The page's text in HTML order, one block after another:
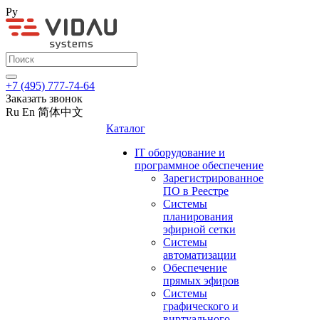
Ру
+7 (495) 777-74-64
Заказать звонок
Ru En 简体中文
Каталог
IT оборудование и
программное обеспечение
Зарегистрированное
ПО в Реестре
Системы
планирования
эфирной сетки
Системы
автоматизации
Обеспечение
прямых эфиров
Системы
графического и